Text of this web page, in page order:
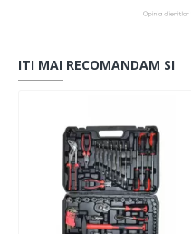
ITI MAI RECOMANDAM SI